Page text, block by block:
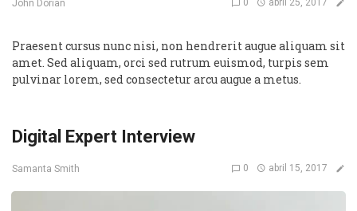
John Dorian 0 abril 25, 2017
Praesent cursus nunc nisi, non hendrerit augue aliquam sit
amet. Sed aliquam, orci sed rutrum euismod, turpis sem
pulvinar lorem, sed consectetur arcu augue a metus.
Digital Expert Interview
Samanta Smith 0 abril 15, 2017